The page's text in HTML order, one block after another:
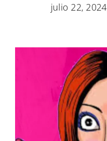
julio 22, 2024